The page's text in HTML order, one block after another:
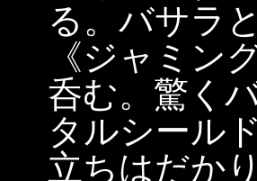
る。バサラ
《ジャミン
呑む。驚く
タルシール
立ちはだか